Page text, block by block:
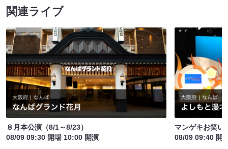
関連ライブ
８月本公演（8/1～8/23）
08/09 09:30 開場 10:00 開演
マンゲキお笑い
08/09 09:40 開